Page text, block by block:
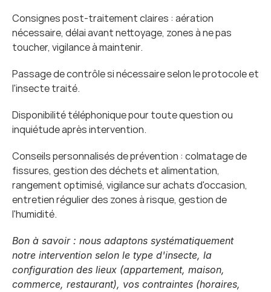
Consignes post-traitement claires : aération
nécessaire, délai avant nettoyage, zones à ne pas
toucher, vigilance à maintenir.
Passage de contrôle si nécessaire selon le protocole et
l'insecte traité.
Disponibilité téléphonique pour toute question ou
inquiétude après intervention.
Conseils personnalisés de prévention : colmatage de
fissures, gestion des déchets et alimentation,
rangement optimisé, vigilance sur achats d'occasion,
entretien régulier des zones à risque, gestion de
l'humidité.
Bon à savoir : nous adaptons systématiquement
notre intervention selon le type d'insecte, la
configuration des lieux (appartement, maison,
commerce, restaurant), vos contraintes (horaires,